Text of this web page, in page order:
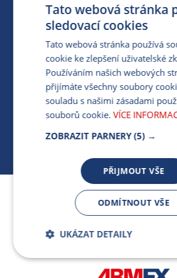
Jsme součástí skupiny ARMEX a
nezávislých dodavatelů
PRO MÉDIA
MÁM DOTAZ KE STÁVAJÍCÍ
412 154 154
PO-PÁ 7:30-17:00
Tato webová stránka
sledovací cookies
Tato webová stránka používá
cookie ke zlepšení uživatelské
Používáním našich webových
přijímáte všechny soubory
souladu s našimi zásadami
souborů cookie. VÍCE
ZOBRAZIT PARNERY (5) →
PŘIJMOUT VŠE
ODMÍTNOUT VŠE
UKÁZAT DETAILY
Bezpodmínečně
nutné soubory